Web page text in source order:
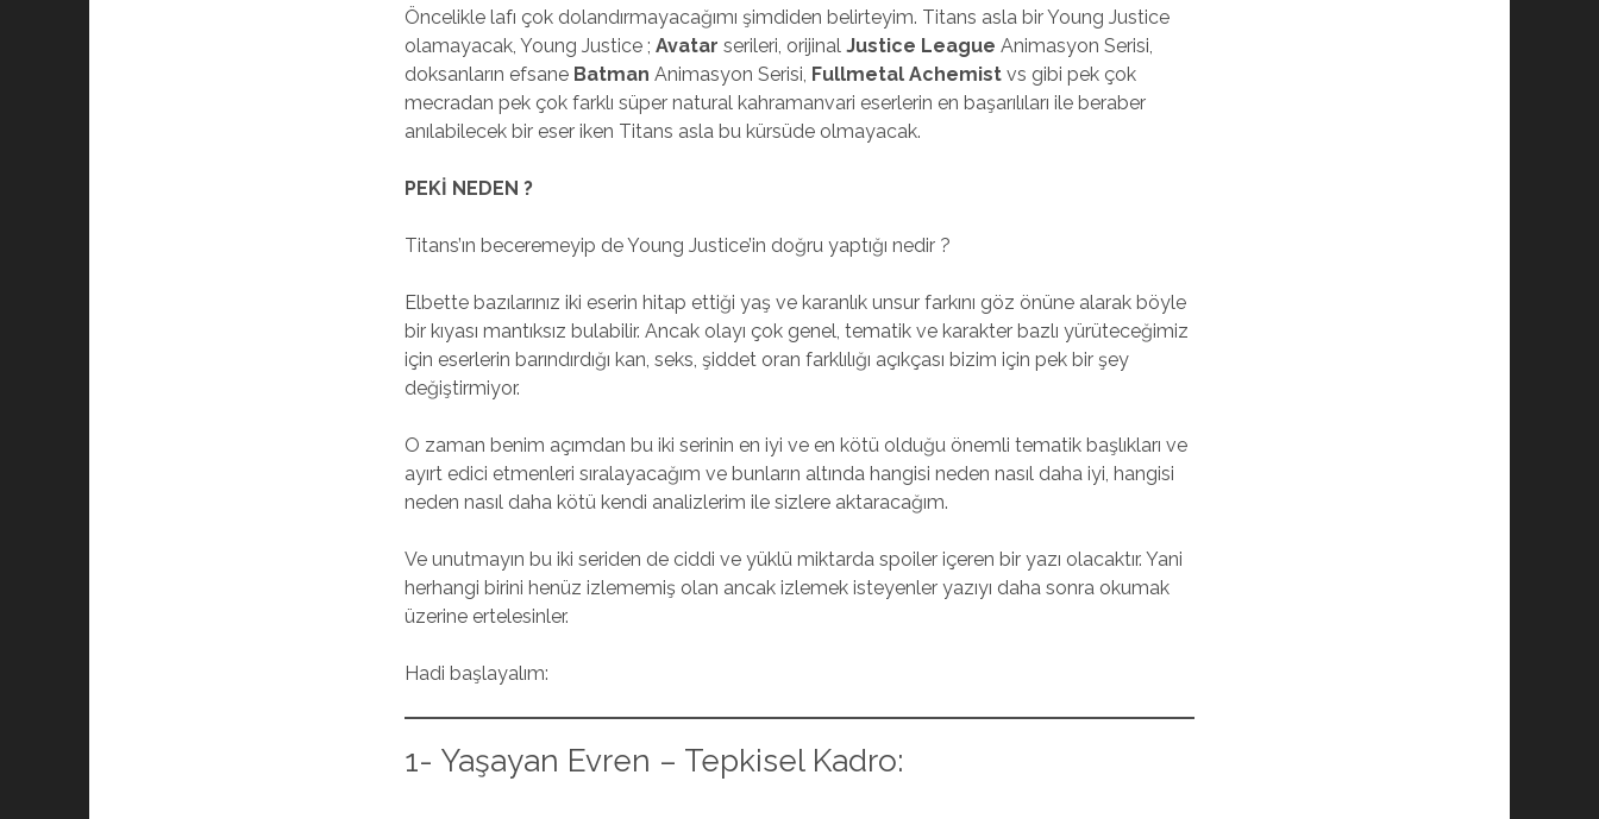
Öncelikle lafı çok dolandırmayacağımı şimdiden belirteyim. Titans asla bir Young Justice
olamayacak, Young Justice ;Avatarserileri, orijinalJustice League Animasyon Serisi,
doksanların efsane Batman Animasyon Serisi, Fullmetal Achemist vs gibi pek çok
mecradan pek çok farklı süper natural kahramanvari eserlerin en başarılıları ile beraber
anılabilecek bir eser iken Titans asla bu kürsüde olmayacak.
PEKİ NEDEN ?
Titans’ın beceremeyip de Young Justice’in doğru yaptığı nedir ?
Elbette bazılarınız iki eserin hitap ettiği yaş ve karanlık unsur farkını göz önüne alarak böyle
bir kıyası mantıksız bulabilir. Ancak olayı çok genel, tematik ve karakter bazlı yürüteceğimiz
için eserlerin barındırdığı kan, seks, şiddet oran farklılığı açıkçası bizim için pek bir şey
değiştirmiyor.
O zaman benim açımdan bu iki serinin en iyi ve en kötü olduğu önemli tematik başlıkları ve
ayırt edici etmenleri sıralayacağım ve bunların altında hangisi neden nasıl daha iyi, hangisi
neden nasıl daha kötü kendi analizlerim ile sizlere aktaracağım.
Ve unutmayın bu iki seriden de ciddi ve yüklü miktarda spoiler içeren bir yazı olacaktır. Yani
herhangi birini henüz izlememiş olan ancak izlemek isteyenler yazıyı daha sonra okumak
üzerine ertelesinler.
Hadi başlayalım:
1- Yaşayan Evren – Tepkisel Kadro: